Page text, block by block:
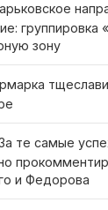
группировка
зону
те самые
и Федорова